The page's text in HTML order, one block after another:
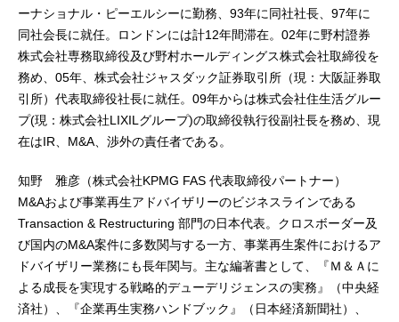
ーナショナル・ピーエルシーに勤務、93年に同社社長、97年に
同社会長に就任。ロンドンには計12年間滞在。02年に野村證券
株式会社専務取締役及び野村ホールディングス株式会社取締役を
務め、05年、株式会社ジャスダック証券取引所（現：大阪証券取
引所）代表取締役社長に就任。09年からは株式会社住生活グルー
プ(現：株式会社LIXILグループ)の取締役執行役副社長を務め、現
在はIR、M&A、渉外の責任者である。
知野 雅彦（株式会社KPMG FAS 代表取締役パートナー）
M&Aおよび事業再生アドバイザリーのビジネスラインである
Transaction & Restructuring 部門の日本代表。クロスボーダー及
び国内のM&A案件に多数関与する一方、事業再生案件におけるア
ドバイザリー業務にも長年関与。主な編著書として、『Ｍ＆Ａに
よる成長を実現する戦略的デューデリジェンスの実務』（中央経
済社）、『企業再生実務ハンドブック』（日本経済新聞社）、